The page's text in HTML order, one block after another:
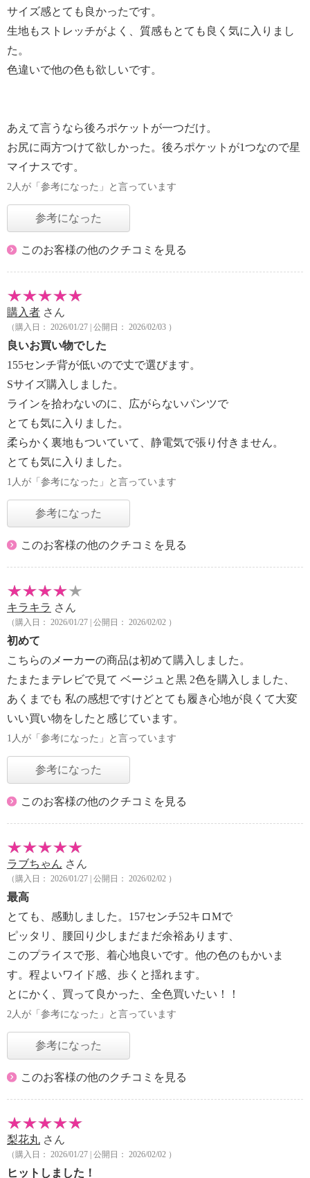
サイズ感とても良かったです。
生地もストレッチがよく、質感もとても良く気に入りまし
た。
色違いで他の色も欲しいです。
あえて言うなら後ろポケットが一つだけ。
お尻に両方つけて欲しかった。後ろポケットが1つなので星
マイナスです。
2人が「参考になった」と言っています
参考になった
このお客様の他のクチコミを見る
購入者 さん
（購入日： 2026/01/27 | 公開日： 2026/02/03 ）
良いお買い物でした
155センチ背が低いので丈で選びます。
Sサイズ購入しました。
ラインを拾わないのに、広がらないパンツで
とても気に入りました。
柔らかく裏地もついていて、静電気で張り付きません。
とても気に入りました。
1人が「参考になった」と言っています
参考になった
このお客様の他のクチコミを見る
キラキラ さん
（購入日： 2026/01/27 | 公開日： 2026/02/02 ）
初めて
こちらのメーカーの商品は初めて購入しました。
たまたまテレビで見て ベージュと黒 2色を購入しました、
あくまでも 私の感想ですけどとても履き心地が良くて大変
いい買い物をしたと感じています。
1人が「参考になった」と言っています
参考になった
このお客様の他のクチコミを見る
ラブちゃん さん
（購入日： 2026/01/27 | 公開日： 2026/02/02 ）
最高
とても、感動しました。157センチ52キロMで
ピッタリ、腰回り少しまだまだ余裕あります、
このプライスで形、着心地良いです。他の色のもかいま
す。程よいワイド感、歩くと揺れます。
とにかく、買って良かった、全色買いたい！！
2人が「参考になった」と言っています
参考になった
このお客様の他のクチコミを見る
梨花丸 さん
（購入日： 2026/01/27 | 公開日： 2026/02/02 ）
ヒットしました！